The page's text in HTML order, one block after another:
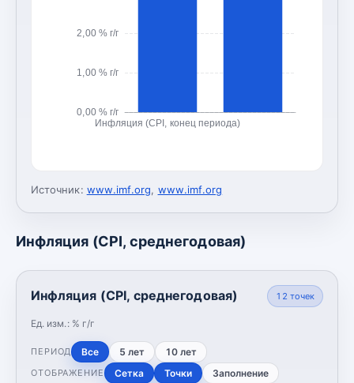
0,00 % г/г
1,00 % г/г
2,00 % г/г
Инфляция (CPI, конец периода)
Источник: www.imf.org, www.imf.org
Инфляция (CPI, среднегодовая)
Инфляция (CPI, среднегодовая)
Ед. изм.: % г/г
12 точек
ПЕРИОД Все 5 лет 10 лет
ОТОБРАЖЕНИЕ Сетка Точки Заполнение